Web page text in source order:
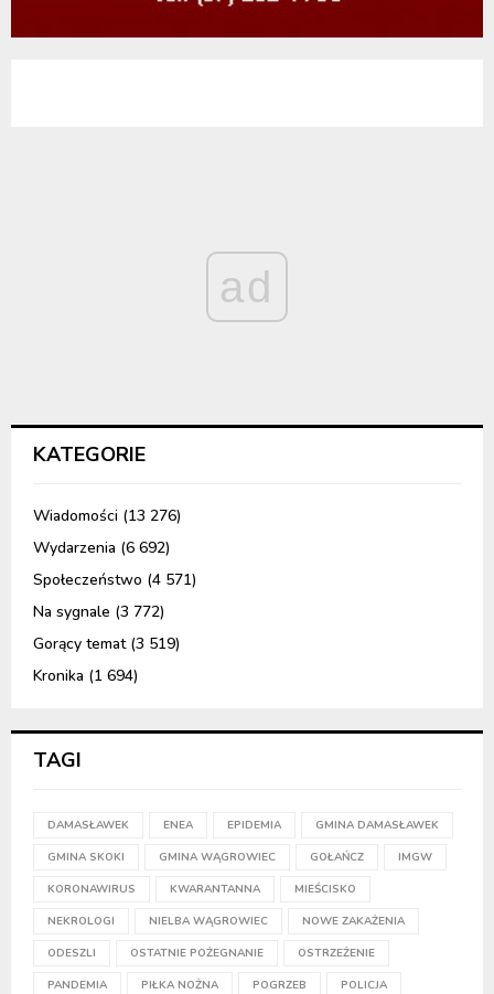
ad
KATEGORIE
Wiadomości (13 276)
Wydarzenia (6 692)
Społeczeństwo (4 571)
Na sygnale (3 772)
Gorący temat(3 519)
Kronika (1 694)
TAGI
DAMASŁAWEK ENEA EPIDEMIA GMINA DAMASŁAWEK
GMINA SKOKI GMINA WĄGROWIEC GOŁAŃCZ IMGW
KORONAWIRUS KWARANTANNA MIEŚCISKO
NEKROLOGI NIELBA WĄGROWIEC NOWE ZAKAŻENIA
ODESZLI OSTATNIE POŻEGNANIE OSTRZEŻENIE
PANDEMIA PIŁKA NOŻNA POGRZEB POLICJA